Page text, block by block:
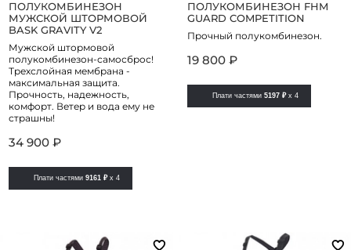
ПОЛУКОМБИНЕЗОН
МУЖСКОЙ ШТОРМОВОЙ
BASK GRAVITY V2
Мужской штормовой
полукомбинезон-самосброс!
Трехслойная мембрана -
максимальная защита.
Прочность, надежность,
комфорт. Ветер и вода ему не
страшны!
34 900 ₽
Плати частями9161 ₽ x 4
ПОЛУКОМБИНЕЗОН FHM
GUARD COMPETITION
Прочный полукомбинезон.
19 800 ₽
Плати частями 5197 ₽ x 4